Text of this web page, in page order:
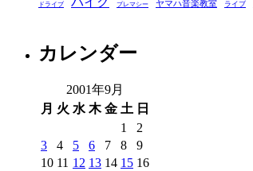
リ
ドライブ プレマシー ヤマハ音楽教室 ライブ
カレンダー
2001年9月
月 火 水 木 金 土 日
1
2
3
4 5 6 7 8
9
10 11 12 13 14 15 16